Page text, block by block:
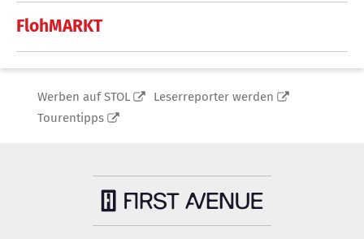
FlohMARKT
Werben auf STOL
Leserreporter werden
Tourentipps